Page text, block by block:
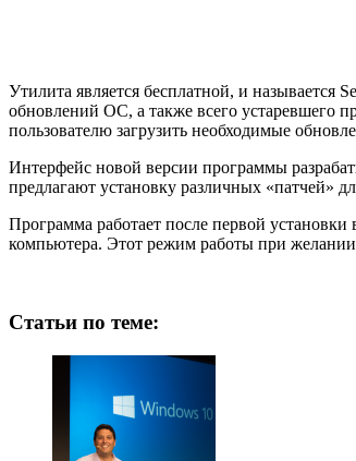
Утилита является бесплатной, и называется
обновлений ОС, а также всего устаревшего
пользователю загрузить необходимые
Интерфейс новой версии программы
предлагают установку различных «патчей»
Программа работает после первой
компьютера. Этот режим работы при
Статьи по теме: